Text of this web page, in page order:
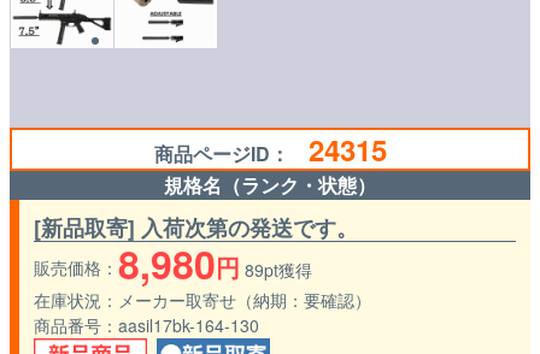
商品ページID： 24315
規格名（ランク・状態）
[新品取寄] 入荷次第の発送です。
販売価格 8,980円 89pt獲得
在庫状況
メーカー取寄せ（納期：要確認）
商品番号
aasil17bk-164-130